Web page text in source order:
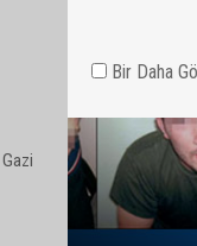
Bir Daha